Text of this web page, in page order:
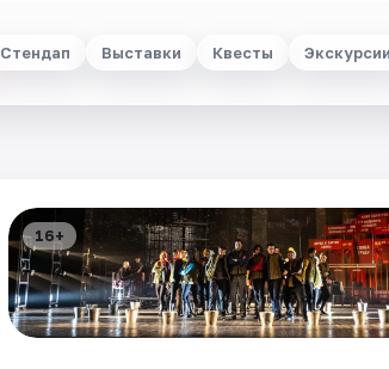
Стендап Выставки Квесты Экскурсии
16+